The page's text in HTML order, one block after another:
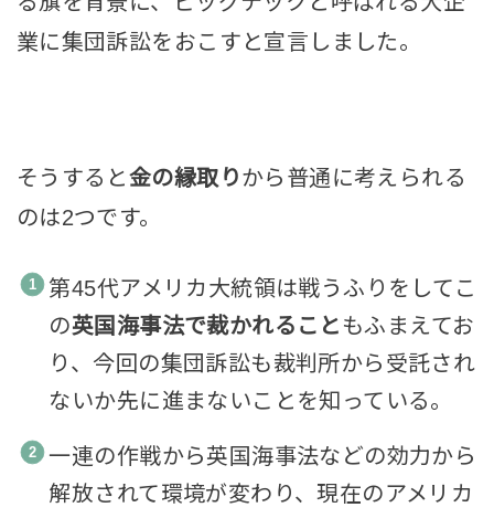
業に集団訴訟をおこすと宣言しました。
そうすると金の縁取りから普通に考えられる
のは2つです。
第45代アメリカ大統領は戦うふりをしてこ
の英国海事法で裁かれること もふまえてお
り、今回の集団訴訟も裁判所から受託され
ないか先に進まないことを知っている。
一連の作戦から英国海事法などの効力から
解放されて環境が変わり、現在のアメリカ